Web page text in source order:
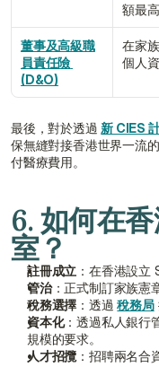
額最
董事及高級職
員責任險
(D&O)
在家
個人
最後，對於透過 新 CIES
保無縫對接香港世界一流
付醫療費用。
6. 如何在
室？
註冊成立 ：在香港設立
管治：正式制訂家族憲
稅務選擇 ：透過 稅務局
資本化：透過私人銀行
規模的要求。
人才招攬 ：招聘兩名合